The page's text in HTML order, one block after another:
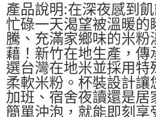
產品說明:在深夜感到
忙碌一天渴望被溫暖的
騰、充滿家鄉味的米粉
藉！新竹在地生產，傳
選台灣在地米並採用特
柔軟米粉。杯裝設計讓
加班、宿舍夜讀還是居
簡單沖泡，就能即刻享